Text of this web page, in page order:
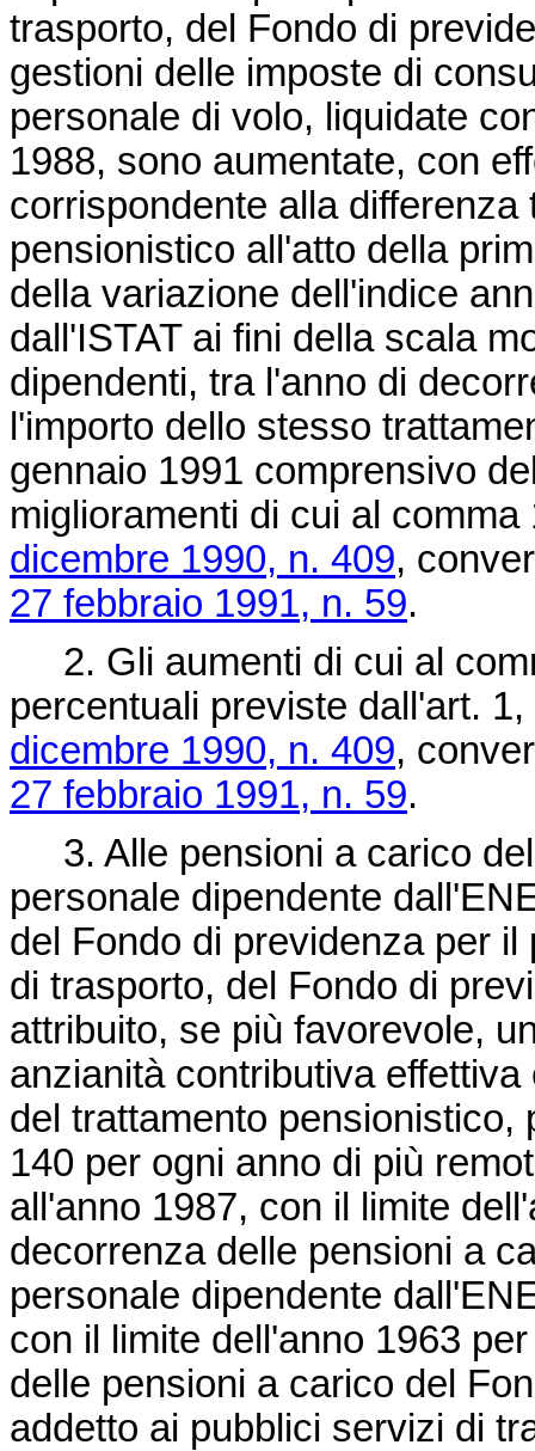
trasporto, del Fondo di
gestioni delle imposte di
personale di volo, liquidate
1988, sono aumentate, con
corrispondente alla
pensionistico all'atto della
della variazione dell'indice
dall'ISTAT ai fini della scala
dipendenti, tra l'anno di
l'importo dello stesso
gennaio 1991 comprensivo
miglioramenti di cui al
dicembre 1990, n. 409,
27 febbraio 1991, n. 59.
2. Gli aumenti di cui al
percentuali previste dall'art.
dicembre 1990, n. 409,
27 febbraio 1991, n. 59.
3. Alle pensioni a carico
personale dipendente
del Fondo di previdenza per
di trasporto, del Fondo di
attribuito, se più favorevole,
anzianità contributiva
del trattamento pensionistico,
140 per ogni anno di più
all'anno 1987, con il limite
decorrenza delle pensioni a
personale dipendente
con il limite dell'anno 1963
delle pensioni a carico del
addetto ai pubblici servizi di